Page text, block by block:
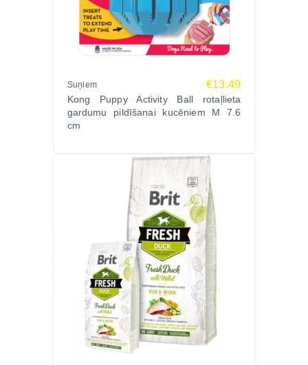
Suņiem €13.49
Kong Puppy Activity Ball rotaļlieta
gardumu pildīšanai kucēniem M 7.6
cm